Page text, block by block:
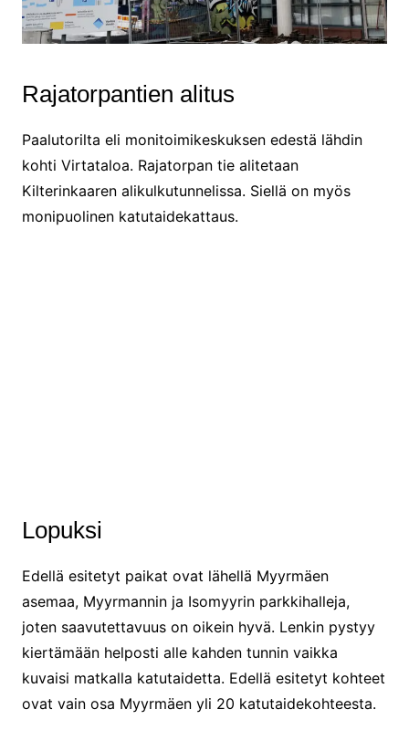
Rajatorpantien alitus
Paalutorilta eli monitoimikeskuksen edestä lähdin
kohti Virtataloa. Rajatorpan tie alitetaan
Kilterinkaaren alikulkutunnelissa. Siellä on myös
monipuolinen katutaidekattaus.
Lopuksi
Edellä esitetyt paikat ovat lähellä Myyrmäen
asemaa, Myyrmannin ja Isomyyrin parkkihalleja,
joten saavutettavuus on oikein hyvä. Lenkin pystyy
kiertämään helposti alle kahden tunnin vaikka
kuvaisi matkalla katutaidetta. Edellä esitetyt kohteet
ovat vain osa Myyrmäen yli 20 katutaidekohteesta.